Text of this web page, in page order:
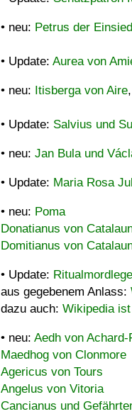
• neu: Petrus der
• Update: Aurea von
• neu: Itisberga von Aire,
• Update: Salvius und
• neu: Jan Bula und
• Update: Maria Rosa
• neu: Poma
Donatianus von
Domitianus von
• Update:
aus gegebenem Anlass:
dazu auch: Wikipedia
• neu: Aedh von Achard-
Maedhog von Clonmore
Agericus von Tours
Angelus von Vitoria
Cancianus und